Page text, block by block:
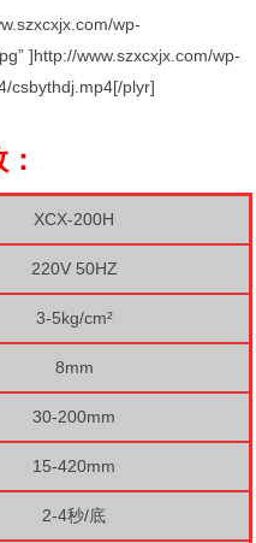
wp-
]http://www.szxcxjx.com/wp-
csbythdj.mp4[/plyr]
XCX-200H
220V 50HZ
3-5kg/cm²
8mm
30-200mm
15-420mm
2-4秒/底